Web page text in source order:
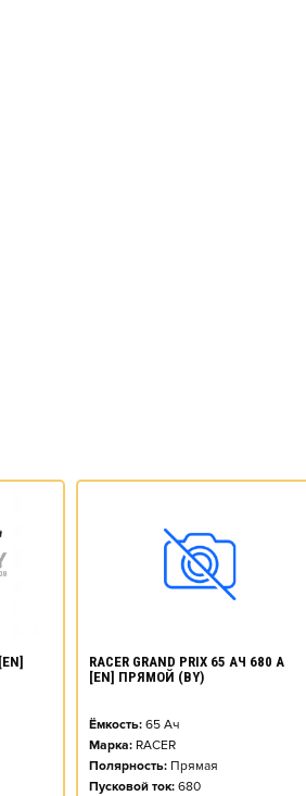
RACER GRAND PRIX 65 АЧ 680 А
[EN] ПРЯМОЙ (BY)
Ёмкость: 65 Ач
Марка: RACER
Полярность: Прямая
Пусковой ток: 680